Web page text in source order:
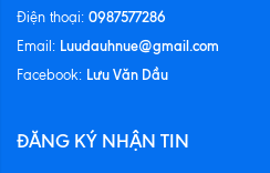
Điện thoại: 0987577286
Email: Luudauhnue@gmail.com
Facebook: Lưu Văn Dầu
ĐĂNG KÝ NHẬN TIN